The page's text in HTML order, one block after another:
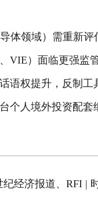
体领域）需重新
VIE）面临更强监
语权提升，反制工
个人境外投资配
经济报道、RFI |